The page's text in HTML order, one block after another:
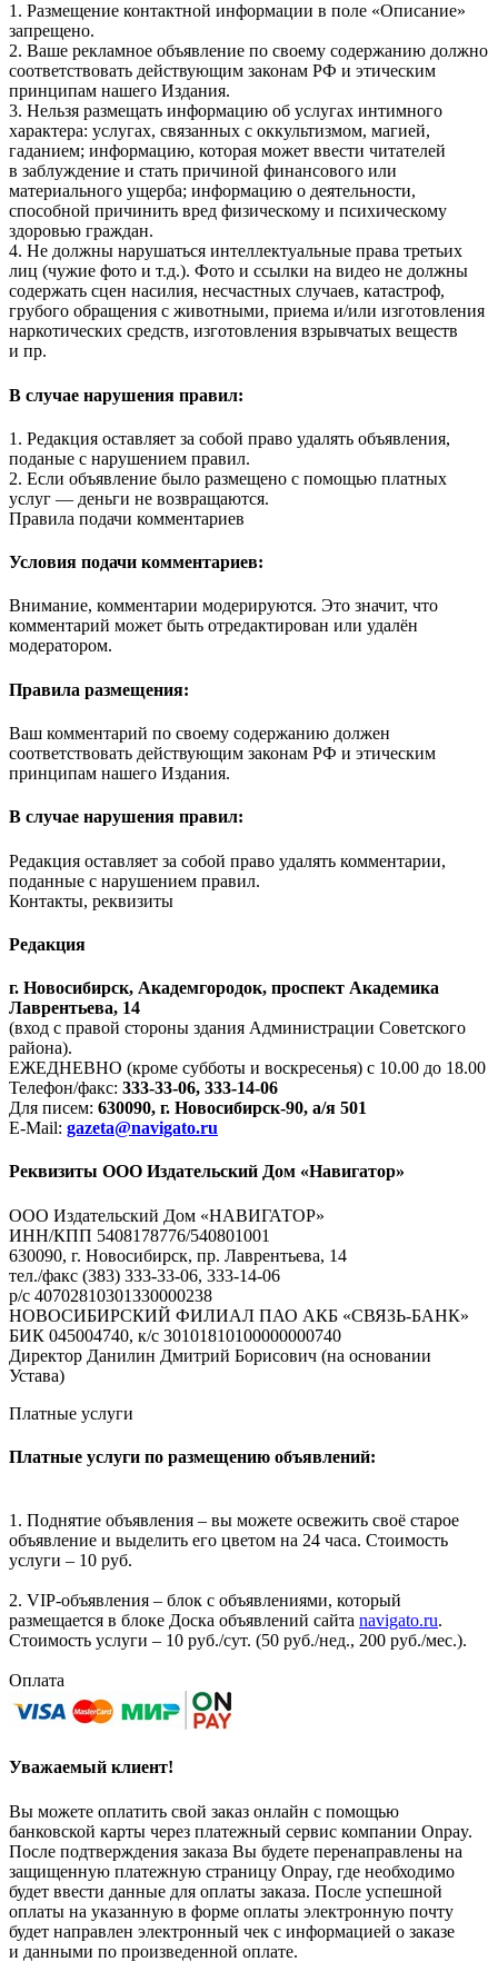
1. Размещение контактной информации в поле «Описание»
запрещено.
2. Ваше рекламное объявление по своему содержанию должно
соответствовать действующим законам РФ и этическим
принципам нашего Издания.
3. Нельзя размещать информацию об услугах интимного
характера: услугах, связанных с оккультизмом, магией,
гаданием; информацию, которая может ввести читателей
в заблуждение и стать причиной финансового или
материального ущерба; информацию о деятельности,
способной причинить вред физическому и психическому
здоровью граждан.
4. Не должны нарушаться интеллектуальные права третьих
лиц (чужие фото и т.д.). Фото и ссылки на видео не должны
содержать сцен насилия, несчастных случаев, катастроф,
грубого обращения с животными, приема и/или изготовления
наркотических средств, изготовления взрывчатых веществ
и пр.
В случае нарушения правил:
1. Редакция оставляет за собой право удалять объявления,
поданые с нарушением правил.
2. Если объявление было размещено с помощью платных
услуг — деньги не возвращаются.
Правила подачи комментариев
Условия подачи комментариев:
Внимание, комментарии модерируются. Это значит, что
комментарий может быть отредактирован или удалён
модератором.
Правила размещения:
Ваш комментарий по своему содержанию должен
соответствовать действующим законам РФ и этическим
принципам нашего Издания.
В случае нарушения правил:
Редакция оставляет за собой право удалять комментарии,
поданные с нарушением правил.
Контакты, реквизиты
Редакция
г. Новосибирск, Академгородок, проспект Академика
Лаврентьева, 14
(вход с правой стороны здания Администрации Советского
района).
ЕЖЕДНЕВНО (кроме субботы и воскресенья) с 10.00 до 18.00
Телефон/факс: 333-33-06, 333-14-06
Для писем: 630090, г. Новосибирск-90, а/я 501
E-Mail: gazeta@navigato.ru
Реквизиты ООО Издательский Дом «Навигатор»
ООО Издательский Дом «НАВИГАТОР»
ИНН/КПП 5408178776/540801001
630090, г. Новосибирск, пр. Лаврентьева, 14
тел./факс (383) 333-33-06, 333-14-06
р/с 40702810301330000238
НОВОСИБИРСКИЙ ФИЛИАЛ ПАО АКБ «СВЯЗЬ-БАНК»
БИК 045004740, к/с 30101810100000000740
Директор Данилин Дмитрий Борисович (на основании
Устава)
Платные услуги
Платные услуги по размещению объявлений:
1. Поднятие объявления – вы можете освежить своё старое
объявление и выделить его цветом на 24 часа. Стоимость
услуги – 10 руб.
2. VIP-объявления – блок с объявлениями, который
размещается в блоке Доска объявлений сайта navigato.ru.
Стоимость услуги – 10 руб./сут. (50 руб./нед., 200 руб./мес.).
Оплата
Уважаемый клиент!
Вы можете оплатить свой заказ онлайн с помощью
банковской карты через платежный сервис компании Onpay.
После подтверждения заказа Вы будете перенаправлены на
защищенную платежную страницу Onpay, где необходимо
будет ввести данные для оплаты заказа. После успешной
оплаты на указанную в форме оплаты электронную почту
будет направлен электронный чек с информацией о заказе
и данными по произведенной оплате.